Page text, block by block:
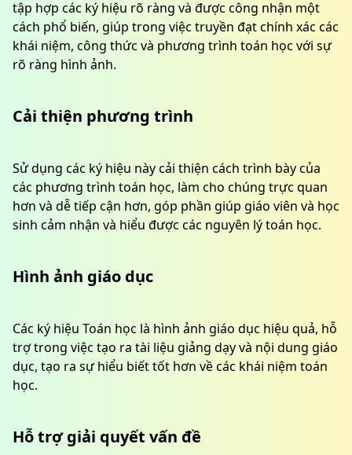
tập hợp các ký hiệu rõ ràng và được công nhận một
cách phổ biến, giúp trong việc truyền đạt chính xác các
khái niệm, công thức và phương trình toán học với sự
rõ ràng hình ảnh.
Cải thiện phương trình
Sử dụng các ký hiệu này cải thiện cách trình bày của
các phương trình toán học, làm cho chúng trực quan
hơn và dễ tiếp cận hơn, góp phần giúp giáo viên và học
sinh cảm nhận và hiểu được các nguyên lý toán học.
Hình ảnh giáo dục
Các ký hiệu Toán học là hình ảnh giáo dục hiệu quả, hỗ
trợ trong việc tạo ra tài liệu giảng dạy và nội dung giáo
dục, tạo ra sự hiểu biết tốt hơn về các khái niệm toán
học.
Hỗ trợ giải quyết vấn đề